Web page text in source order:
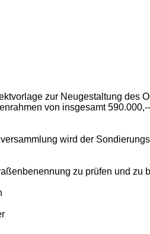
zur Neugestaltung des
von insgesamt
wird der
zu prüfen und zu